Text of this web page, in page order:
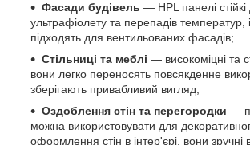
Фасади будівель — HPL панелі
ультрафіолету та перепадів температур,
підходять для вентильованих фасадів;
Стільниці та меблі — високоміцні та
вони легко переносять повсякденне
зберігають привабливий вигляд;
Оздоблення стін та перегородки —
можна використовувати для
оформлення стін в інтер'єрі, вони зручні